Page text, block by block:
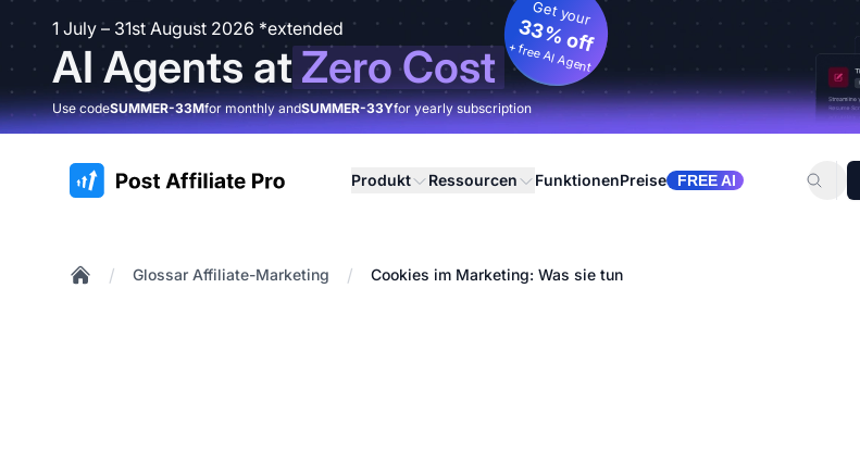
1 July – 31st August 2026 *extended
AI Agents atZero Cost
Get your
33% off
+ free AI Agent
Use codeSUMMER-33Mfor monthly andSUMMER-33Yfor yearly subscription
:site.title Produkt Ressourcen FunktionenPreise FREE AI
/ Glossar Affiliate-Marketing / Cookies im Marketing: Was sie tun